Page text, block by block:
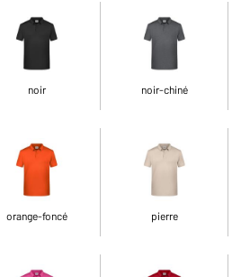
noir noir-chiné
orange-foncé pierre